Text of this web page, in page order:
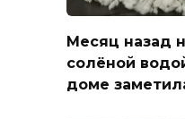
Месяц назад
солёной
доме